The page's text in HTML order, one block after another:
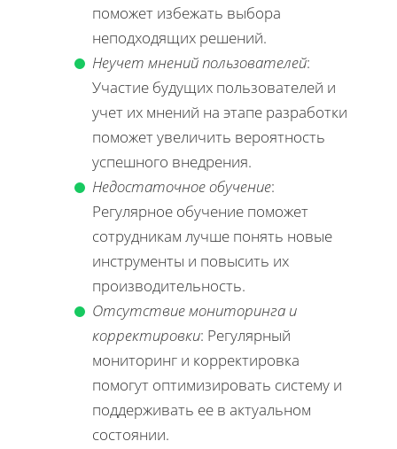
поможет избежать выбора
неподходящих решений.
Неучет мнений пользователей:
Участие будущих пользователей и
учет их мнений на этапе разработки
поможет увеличить вероятность
успешного внедрения.
Недостаточное обучение:
Регулярное обучение поможет
сотрудникам лучше понять новые
инструменты и повысить их
производительность.
Отсутствие мониторинга и
корректировки: Регулярный
мониторинг и корректировка
помогут оптимизировать систему и
поддерживать ее в актуальном
состоянии.